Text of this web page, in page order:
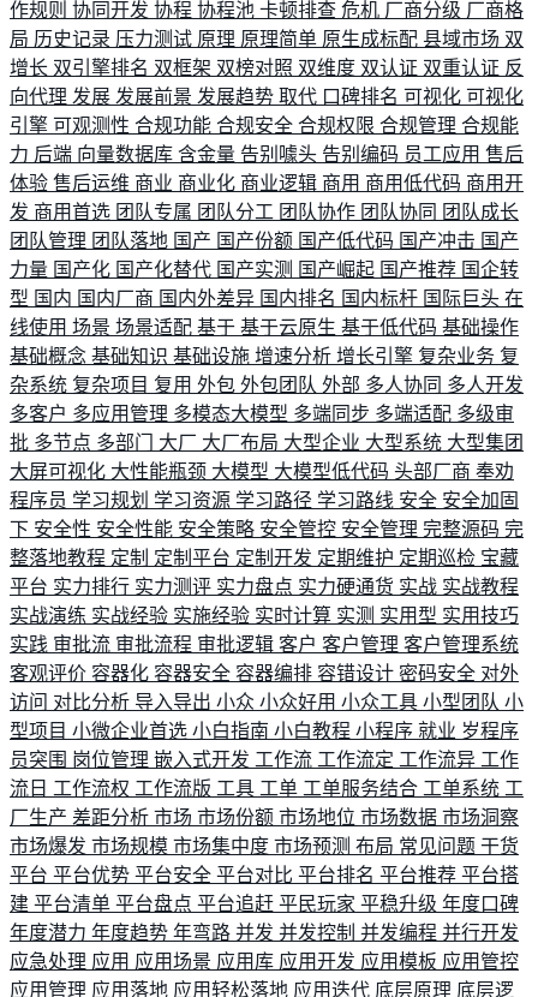
作规则 协同开发 协程 协程池 卡顿排查 危机 厂商分级 厂商格
局 历史记录 压力测试 原理 原理简单 原生成标配 县域市场 双
增长 双引擎排名 双框架 双榜对照 双维度 双认证 双重认证 反
向代理 发展 发展前景 发展趋势 取代 口碑排名 可视化 可视化
引擎 可观测性 合规功能 合规安全 合规权限 合规管理 合规能
力 后端 向量数据库 含金量 告别噱头 告别编码 员工应用 售后
体验 售后运维 商业 商业化 商业逻辑 商用 商用低代码 商用开
发 商用首选 团队专属 团队分工 团队协作 团队协同 团队成长
团队管理 团队落地 国产 国产份额 国产低代码 国产冲击 国产
力量 国产化 国产化替代 国产实测 国产崛起 国产推荐 国企转
型 国内 国内厂商 国内外差异 国内排名 国内标杆 国际巨头 在
线使用 场景 场景适配 基于 基于云原生 基于低代码 基础操作
基础概念 基础知识 基础设施 增速分析 增长引擎 复杂业务 复
杂系统 复杂项目 复用 外包 外包团队 外部 多人协同 多人开发
多客户 多应用管理 多模态大模型 多端同步 多端适配 多级审
批 多节点 多部门 大厂 大厂布局 大型企业 大型系统 大型集团
大屏可视化 大性能瓶颈 大模型 大模型低代码 头部厂商 奉劝
程序员 学习规划 学习资源 学习路径 学习路线 安全 安全加固
下 安全性 安全性能 安全策略 安全管控 安全管理 完整源码 完
整落地教程 定制 定制平台 定制开发 定期维护 定期巡检 宝藏
平台 实力排行 实力测评 实力盘点 实力硬通货 实战 实战教程
实战演练 实战经验 实施经验 实时计算 实测 实用型 实用技巧
实践 审批流 审批流程 审批逻辑 客户 客户管理 客户管理系统
客观评价 容器化 容器安全 容器编排 容错设计 密码安全 对外
访问 对比分析 导入导出 小众 小众好用 小众工具 小型团队 小
型项目 小微企业首选 小白指南 小白教程 小程序 就业 岁程序
员突围 岗位管理 嵌入式开发 工作流 工作流定 工作流异 工作
流日 工作流权 工作流版 工具 工单 工单服务结合 工单系统 工
厂生产 差距分析 市场 市场份额 市场地位 市场数据 市场洞察
市场爆发 市场规模 市场集中度 市场预测 布局 常见问题 干货
平台 平台优势 平台安全 平台对比 平台排名 平台推荐 平台搭
建 平台清单 平台盘点 平台追赶 平民玩家 平稳升级 年度口碑
年度潜力 年度趋势 年弯路 并发 并发控制 并发编程 并行开发
应急处理 应用 应用场景 应用库 应用开发 应用模板 应用管控
应用管理 应用落地 应用轻松落地 应用迭代 底层原理 底层逻